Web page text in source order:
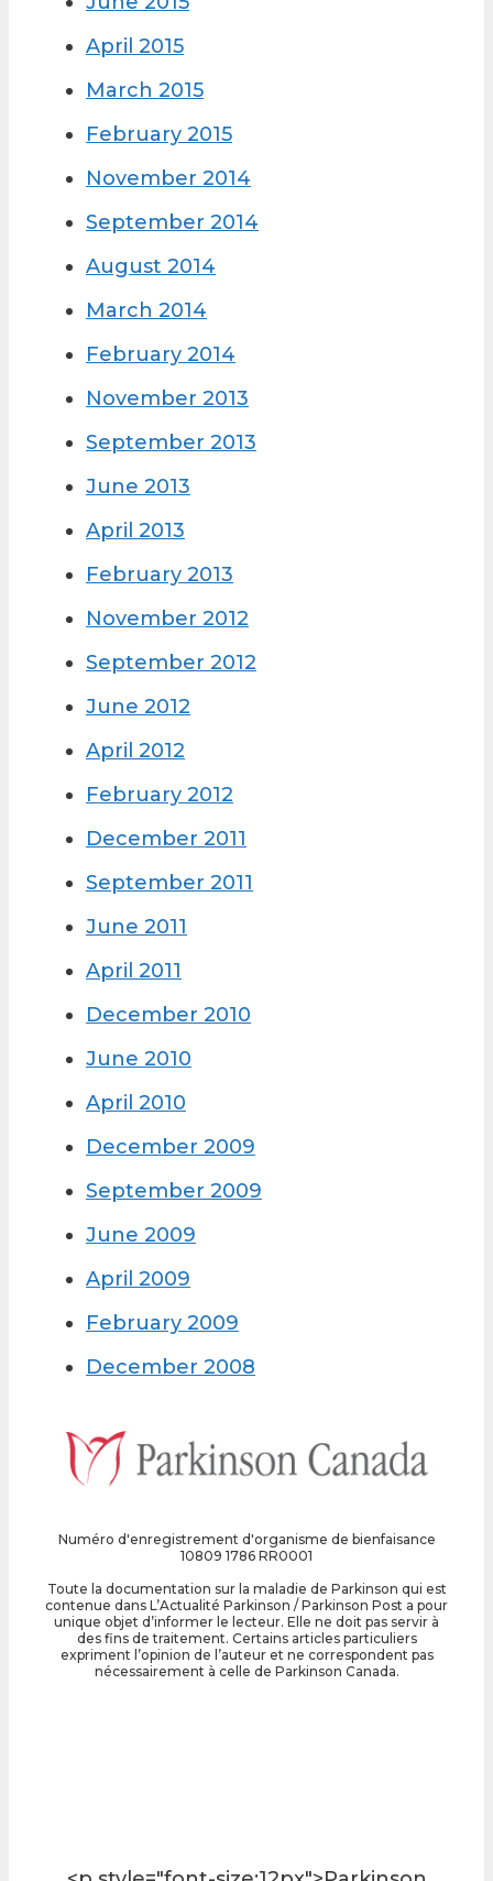
April 2015
March 2015
February 2015
November 2014
September 2014
August 2014
March 2014
February 2014
November 2013
September 2013
June 2013
April 2013
February 2013
November 2012
September 2012
June 2012
April 2012
February 2012
December 2011
September 2011
June 2011
April 2011
December 2010
June 2010
April 2010
December 2009
September 2009
June 2009
April 2009
February 2009
December 2008
Numéro d'enregistrement d'organisme de bienfaisance
10809 1786 RR0001
Toute la documentation sur la maladie de Parkinson qui est
contenue dans L’Actualité Parkinson / Parkinson Post a pour
unique objet d’informer le lecteur. Elle ne doit pas servir à
des fins de traitement. Certains articles particuliers
expriment l’opinion de l’auteur et ne correspondent pas
nécessairement à celle de Parkinson Canada.